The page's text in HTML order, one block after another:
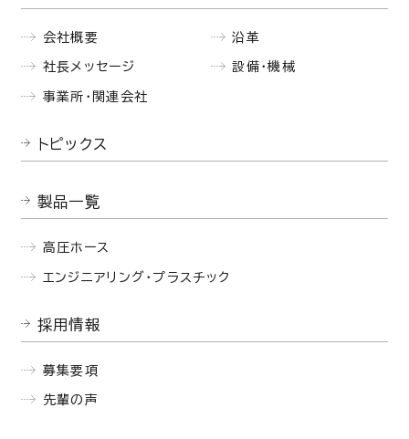
会社概要
社長メッセージ
事業所・関連会社
沿革
設備・機械
トピックス
製品一覧
高圧ホース
エンジニアリング・プラスチック
採用情報
募集要項
先輩の声